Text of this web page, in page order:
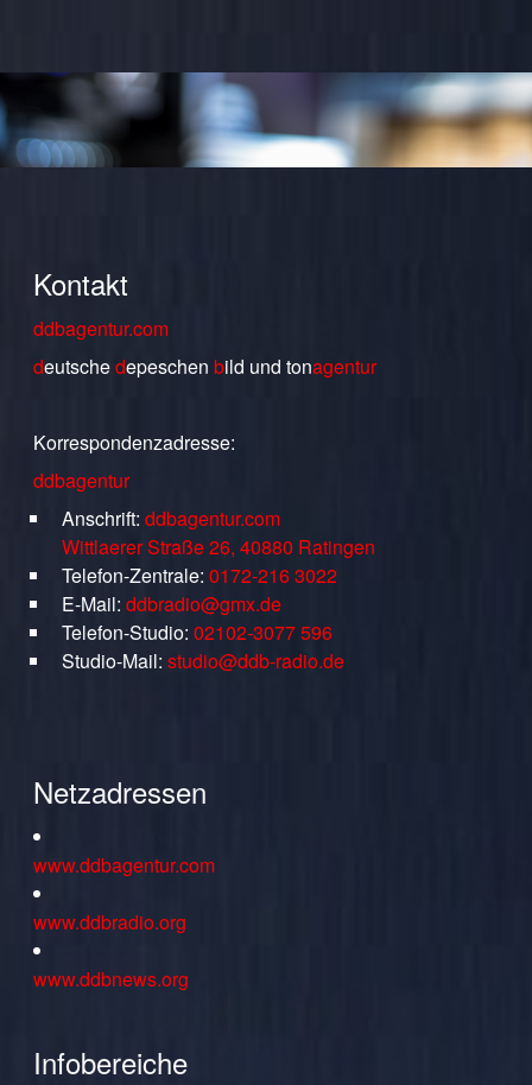
Kontakt
ddbagentur.com
deutschedepeschen bild undtonagentur
Korrespondenzadresse:
ddbagentur
Anschrift: ddbagentur.com
Wittlaerer Straße 26, 40880 Ratingen
Telefon-Zentrale: 0172-216 3022
E-Mail: ddbradio@gmx.de
Telefon-Studio: 02102-3077 596
Studio-Mail: studio@ddb-radio.de
Netzadressen
www.ddbagentur.com
www.ddbradio.org
www.ddbnews.org
Infobereiche